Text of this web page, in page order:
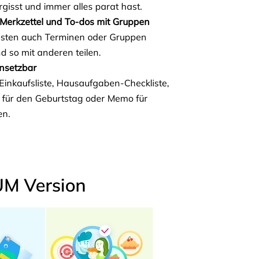
und immer alles parat hast.
und To-dos mit Gruppen
auch Terminen oder Gruppen
so mit anderen teilen.
Hausaufgaben-Checkliste,
den Geburtstag oder Memo für
Version